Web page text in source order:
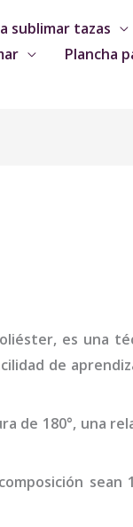
sublimar tazas
Plancha
es una
de
de 180°, una
sean